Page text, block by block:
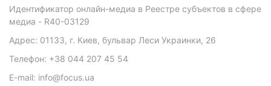
Идентификатор онлайн-медиа в Реестре субъектов в сфере
медиа - R40-03129
Адрес: 01133, г. Киев, бульвар Леси Украинки, 26
Телефон: +38 044 207 45 54
E-mail: info@focus.ua